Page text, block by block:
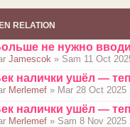
RELATION
не нужно
Jamescok » Sam 11 Oct
налички ушёл —
Merlemef » Mar 28 Oct 2025
налички ушёл —
Merlemef » Sam 8 Nov 2025